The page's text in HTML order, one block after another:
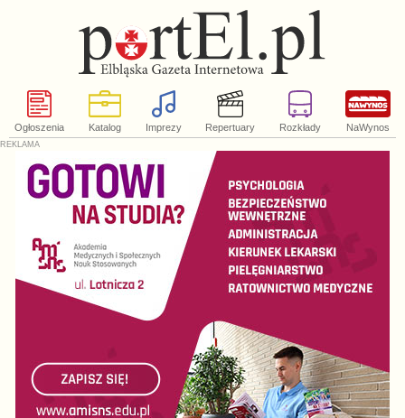
Ogłoszenia Katalog Imprezy Repertuary Rozkłady NaWynos